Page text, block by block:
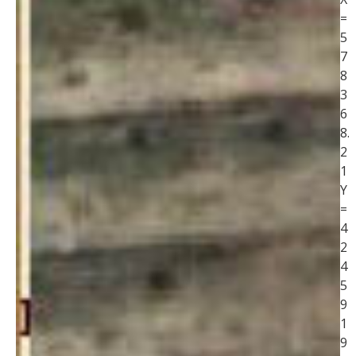
=
5
7
8
3
6
8.
2
1
Y
=
4
2
4
5
9
1
9